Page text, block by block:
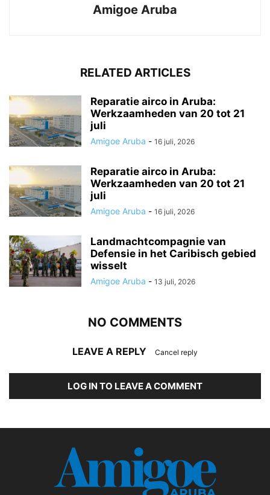
Amigoe Aruba
RELATED ARTICLES
Reparatie airco in Aruba:
Werkzaamheden van 20 tot 21
juli
Amigoe Aruba - 16 juli, 2026
Reparatie airco in Aruba:
Werkzaamheden van 20 tot 21
juli
Amigoe Aruba - 16 juli, 2026
Landmachtcompagnie van
Defensie in het Caribisch gebied
wisselt
Amigoe Aruba - 13 juli, 2026
NO COMMENTS
LEAVE A REPLY Cancel reply
LOG IN TO LEAVE A COMMENT